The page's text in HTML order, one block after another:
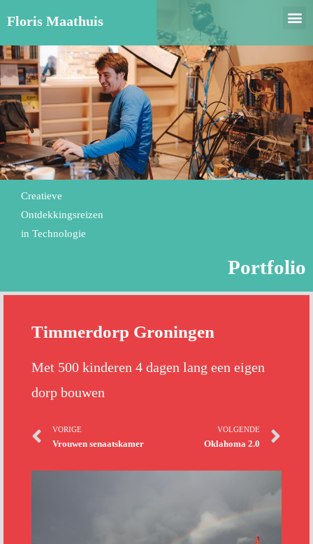
Floris Maathuis
Creatieve
Ontdekkingsreizen
in Technologie
Portfolio
Timmerdorp Groningen
Met 500 kinderen 4 dagen lang een eigen
dorp bouwen
VORIGE
Vrouwen senaatskamer
VOLGENDE
Oklahoma 2.0